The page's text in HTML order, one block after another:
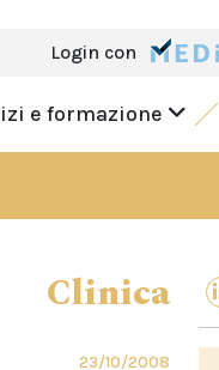
Login con
e formazione
Clinica
23/10/2008